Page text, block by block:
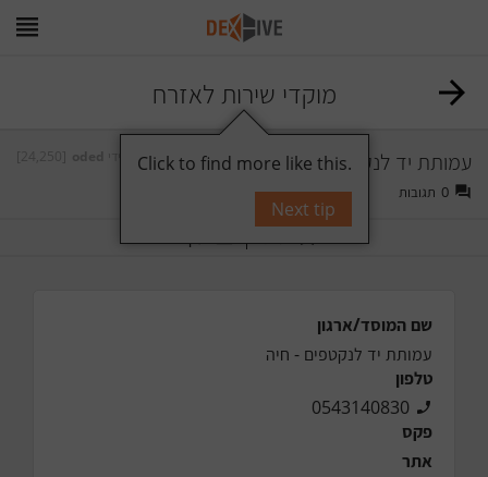
מוקדי שירות לאזרח
עמותת יד לנקטפים - חיה
0 תגובות
תייג עקוב
שם המוסד/ארגון
עמותת יד לנקטפים - חיה
טלפון
0543140830
פקס
אתר
Click to find more like this.
Next tip